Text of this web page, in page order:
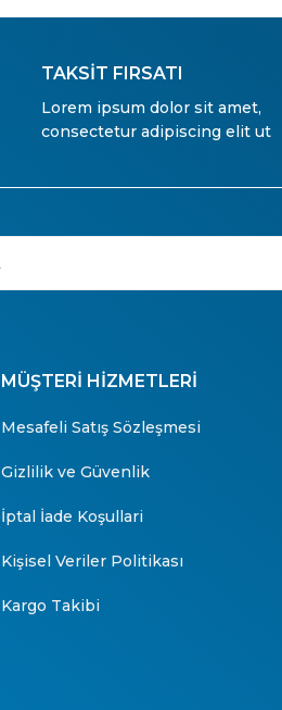
TAKSİT FIRSATI
Lorem ipsum dolor sit amet,
consectetur adipiscing elit ut
MÜŞTERİ HİZMETLERİ
Mesafeli Satış Sözleşmesi
Gizlilik ve Güvenlik
İptal İade Koşullari
Kişisel Veriler Politikası
Kargo Takibi